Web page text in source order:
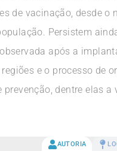
de vacinação, desde
Persistem
após a
e o processo de
prevenção, dentre elas
AUTORIA